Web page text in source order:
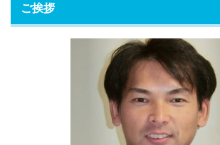
ご挨拶